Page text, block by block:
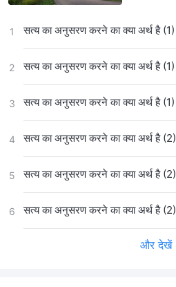
1 सत्य का अनुसरण करने का क्या अर्थ है (1)
2 सत्य का अनुसरण करने का क्या अर्थ है (1)
3 सत्य का अनुसरण करने का क्या अर्थ है (1)
4 सत्य का अनुसरण करने का क्या अर्थ है (2)
5 सत्य का अनुसरण करने का क्या अर्थ है (2)
6 सत्य का अनुसरण करने का क्या अर्थ है (2)
और देखें